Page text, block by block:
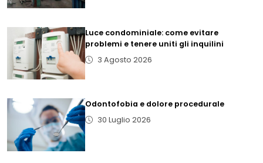
Luce condominiale: come evitare
problemi e tenere uniti gli inquilini
3 Agosto 2026
Odontofobia e dolore procedurale
30 Luglio 2026